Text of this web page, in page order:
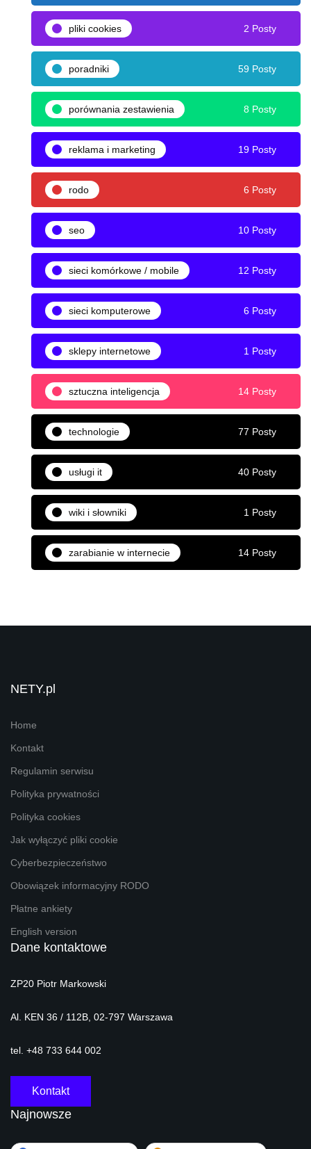
pliki cookies 2 Posty
poradniki 59 Posty
porównania zestawienia 8 Posty
reklama i marketing 19 Posty
rodo 6 Posty
seo 10 Posty
sieci komórkowe / mobile 12 Posty
sieci komputerowe 6 Posty
sklepy internetowe 1 Posty
sztuczna inteligencja 14 Posty
technologie 77 Posty
usługi it 40 Posty
wiki i słowniki 1 Posty
zarabianie w internecie 14 Posty
NETY.pl
Home
Kontakt
Regulamin serwisu
Polityka prywatności
Polityka cookies
Jak wyłączyć pliki cookie
Cyberbezpieczeństwo
Obowiązek informacyjny RODO
Płatne ankiety
English version
Dane kontaktowe
ZP20 Piotr Markowski
Al. KEN 36 / 112B, 02-797 Warszawa
tel. +48 733 644 002
Kontakt
Najnowsze